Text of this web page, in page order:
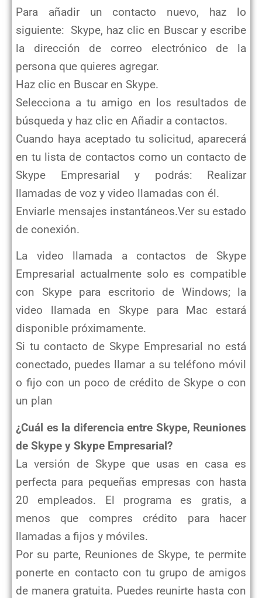
Para añadir un contacto nuevo, haz lo
siguiente: Skype, haz clic en Buscar y escribe
la dirección de correo electrónico de la
persona que quieres agregar.
Haz clic en Buscar en Skype.
Selecciona a tu amigo en los resultados de
búsqueda y haz clic en Añadir a contactos.
Cuando haya aceptado tu solicitud, aparecerá
en tu lista de contactos como un contacto de
Skype Empresarial y podrás:
Realizar
llamadas de voz y video llamadas con él.
Enviarle mensajes instantáneos.Ver su estado
de conexión.
La video llamada a contactos de Skype
Empresarial actualmente solo es compatible
con Skype para escritorio de Windows; la
video llamada en Skype para Mac estará
disponible próximamente.
Si tu contacto de Skype Empresarial no está
conectado, puedes llamar a su teléfono móvil
o fijo con un poco de crédito de Skype o con
un plan
¿Cuál es la diferencia entre Skype, Reuniones
de Skype y Skype Empresarial?
La versión de Skype que usas en casa es
perfecta para pequeñas empresas con hasta
20 empleados. El programa es gratis, a
menos que compres crédito para hacer
llamadas a fijos y móviles.
Por su parte, Reuniones de Skype, te permite
ponerte en contacto con tu grupo de amigos
de manera gratuita. Puedes reunirte hasta con